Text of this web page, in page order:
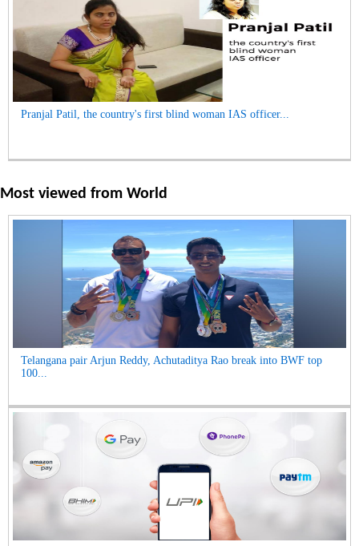
Pranjal Patil, the country's first blind woman IAS officer...
Most viewed from World
Telangana pair Arjun Reddy, Achutaditya Rao break into BWF top
100...